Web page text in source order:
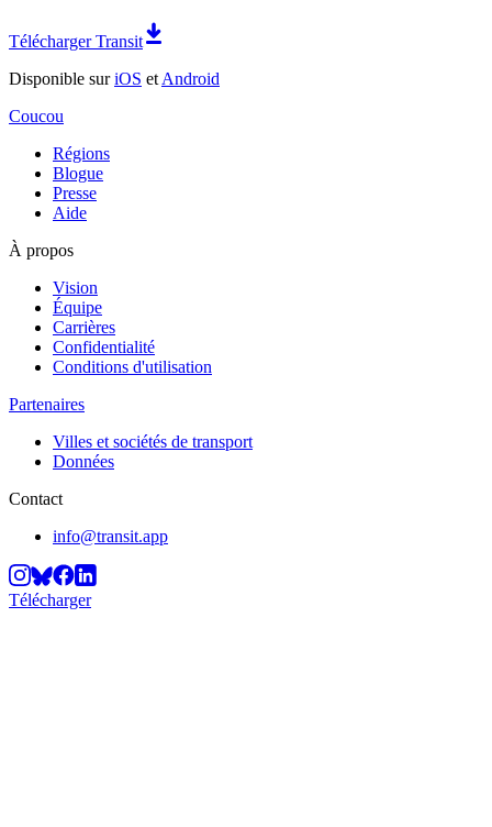
Télécharger Transit
Disponible suriOS et Android
Coucou
Régions
Blogue
Presse
Aide
À propos
Vision
Équipe
Carrières
Confidentialité
Conditions d'utilisation
Partenaires
Villes et sociétés de transport
Données
Contact
info@transit.app
Télécharger